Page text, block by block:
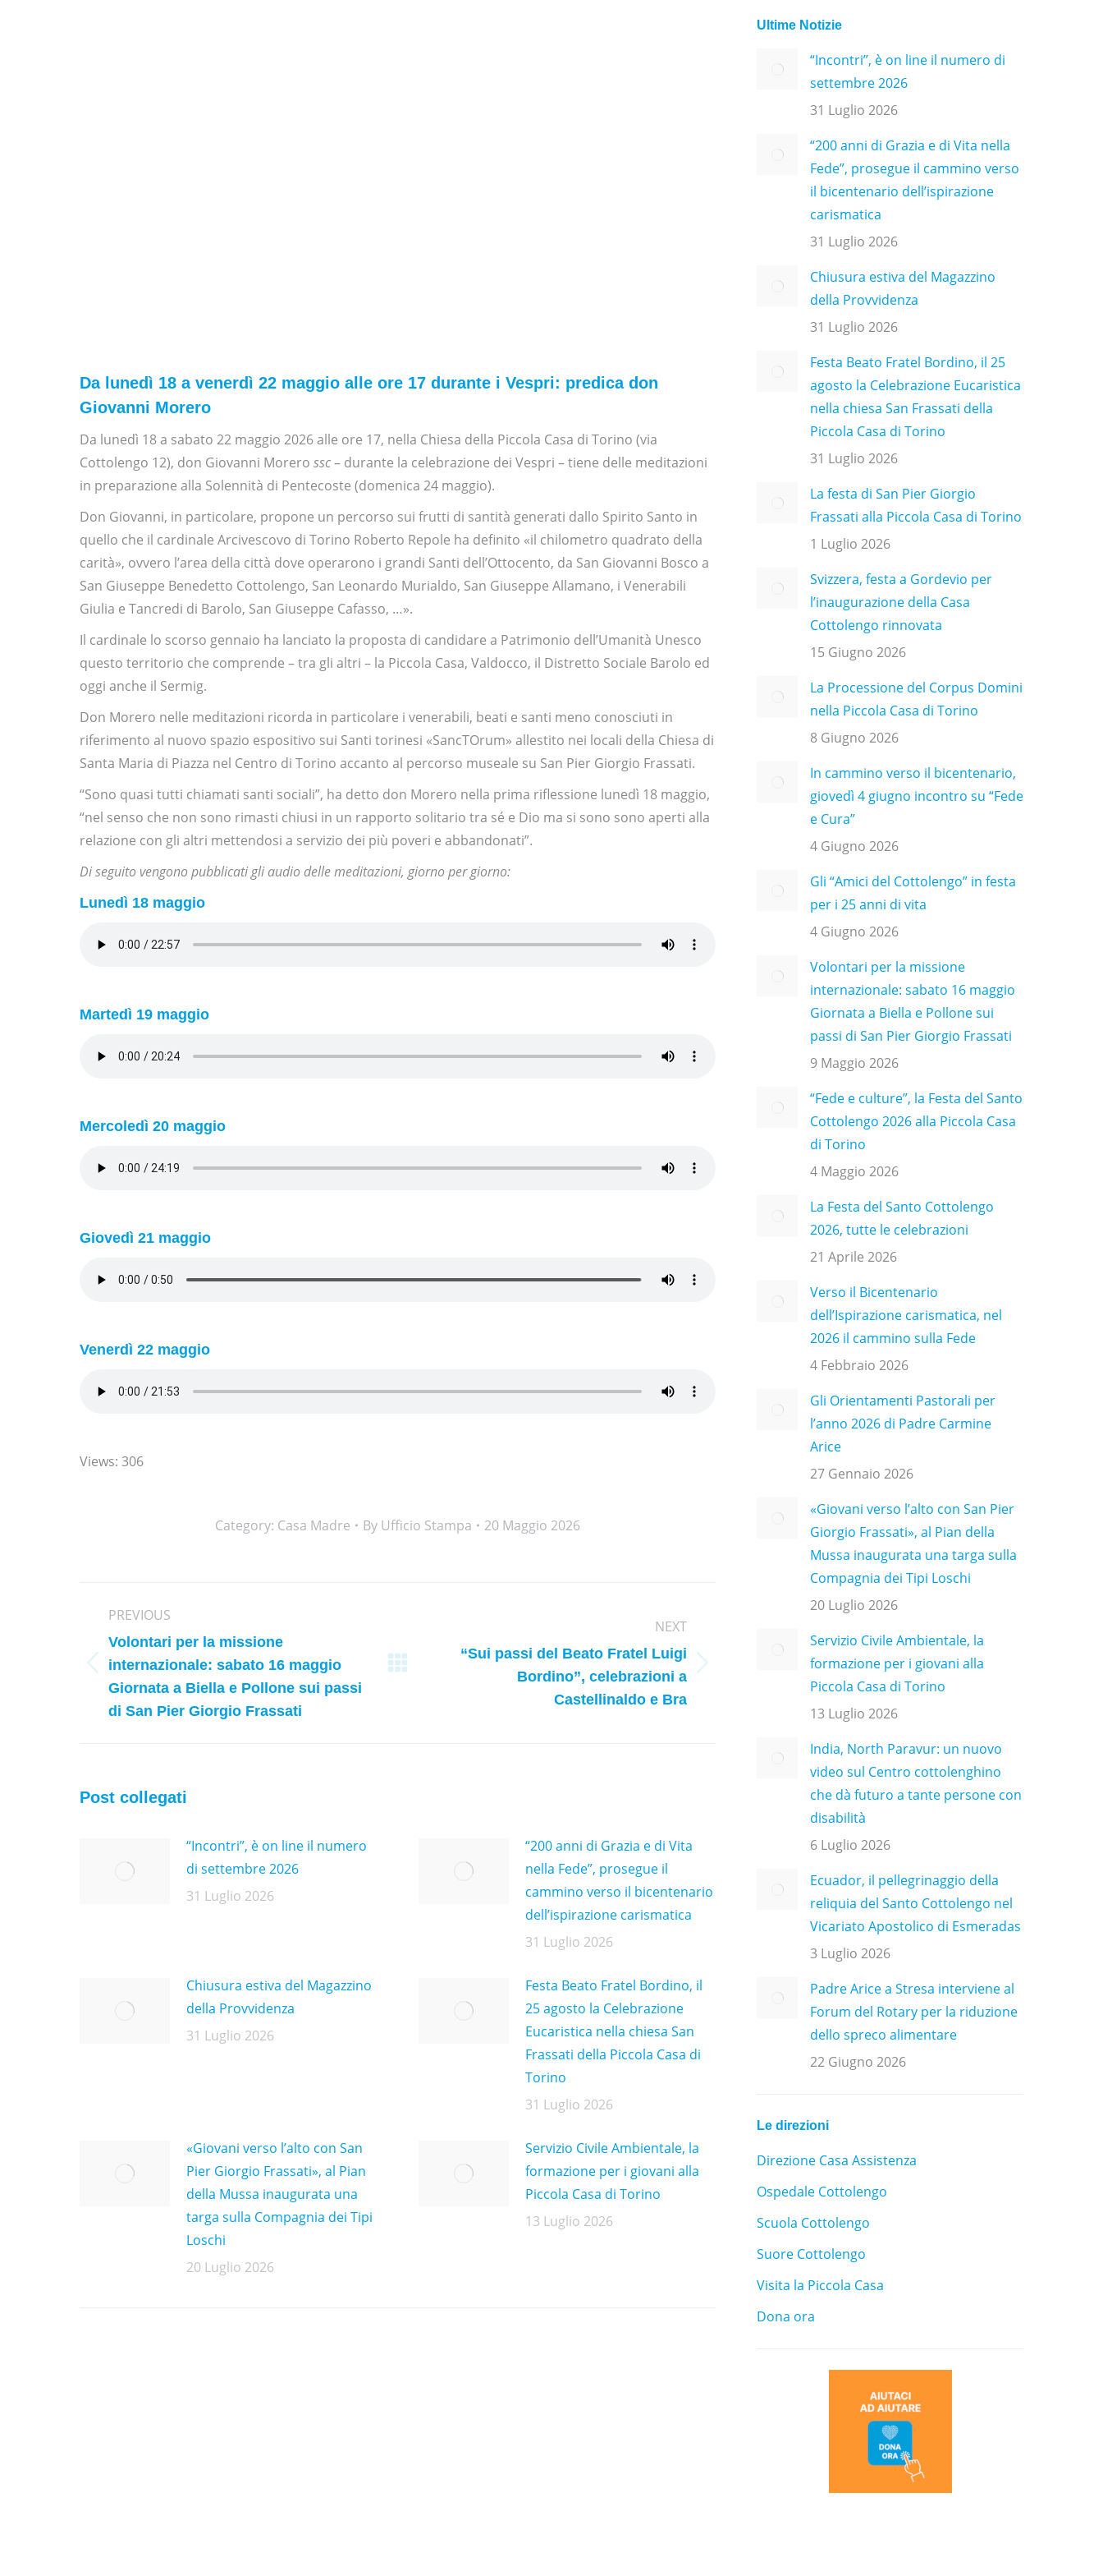
Da lunedì 18 a venerdì 22 maggio alle ore 17 durante i Vespri: predica don
Giovanni Morero
Da lunedì 18 a sabato 22 maggio 2026 alle ore 17, nella Chiesa della Piccola Casa di Torino (via
Cottolengo 12), don Giovanni Morero ssc– durante la celebrazione dei Vespri – tiene delle meditazioni
in preparazione alla Solennità di Pentecoste (domenica 24 maggio).
Don Giovanni, in particolare, propone un percorso sui frutti di santità generati dallo Spirito Santo in
quello che il cardinale Arcivescovo di Torino Roberto Repole ha definito «il chilometro quadrato della
carità», ovvero l’area della città dove operarono i grandi Santi dell’Ottocento, da San Giovanni Bosco a
San Giuseppe Benedetto Cottolengo, San Leonardo Murialdo, San Giuseppe Allamano, i Venerabili
Giulia e Tancredi di Barolo, San Giuseppe Cafasso, …».
Il cardinale lo scorso gennaio ha lanciato la proposta di candidare a Patrimonio dell’Umanità Unesco
questo territorio che comprende – tra gli altri – la Piccola Casa, Valdocco, il Distretto Sociale Barolo ed
oggi anche il Sermig.
Don Morero nelle meditazioni ricorda in particolare i venerabili, beati e santi meno conosciuti in
riferimento al nuovo spazio espositivo sui Santi torinesi «SancTOrum» allestito nei locali della Chiesa di
Santa Maria di Piazza nel Centro di Torino accanto al percorso museale su San Pier Giorgio Frassati.
“Sono quasi tutti chiamati santi sociali”, ha detto don Morero nella prima riflessione lunedì 18 maggio,
“nel senso che non sono rimasti chiusi in un rapporto solitario tra sé e Dio ma si sono sono aperti alla
relazione con gli altri mettendosi a servizio dei più poveri e abbandonati”.
Di seguito vengono pubblicati gli audio delle meditazioni, giorno per giorno:
Lunedì 18 maggio
Martedì 19 maggio
Mercoledì 20 maggio
Giovedì 21 maggio
Venerdì 22 maggio
Views: 306
Category: Casa Madre By Ufficio Stampa 20 Maggio 2026
navigation
PREVIOUS
Previous
post:
Volontari per la missione
internazionale: sabato 16 maggio
Giornata a Biella e Pollone sui passi
di San Pier Giorgio Frassati
NEXT
“Sui passi del Beato Fratel Luigi
Bordino”, celebrazioni a
Castellinaldo e Bra
Post collegati
“Incontri”, è on line il numero
di settembre 2026
31 Luglio 2026
“200 anni di Grazia e di Vita
nella Fede”, prosegue il
cammino verso il bicentenario
dell’ispirazione carismatica
31 Luglio 2026
Chiusura estiva del Magazzino
della Provvidenza
31 Luglio 2026
Festa Beato Fratel Bordino, il
25 agosto la Celebrazione
Eucaristica nella chiesa San
Frassati della Piccola Casa di
Torino
31 Luglio 2026
«Giovani verso l’alto con San
Pier Giorgio Frassati», al Pian
della Mussa inaugurata una
targa sulla Compagnia dei Tipi
Loschi
20 Luglio 2026
Servizio Civile Ambientale, la
formazione per i giovani alla
Piccola Casa di Torino
13 Luglio 2026
Ultime Notizie
“Incontri”, è on line il numero di
settembre 2026
31 Luglio 2026
“200 anni di Grazia e di Vita nella
Fede”, prosegue il cammino verso
il bicentenario dell’ispirazione
carismatica
31 Luglio 2026
Chiusura estiva del Magazzino
della Provvidenza
31 Luglio 2026
Festa Beato Fratel Bordino, il 25
agosto la Celebrazione Eucaristica
nella chiesa San Frassati della
Piccola Casa di Torino
31 Luglio 2026
La festa di San Pier Giorgio
Frassati alla Piccola Casa di Torino
1 Luglio 2026
Svizzera, festa a Gordevio per
l’inaugurazione della Casa
Cottolengo rinnovata
15 Giugno 2026
La Processione del Corpus Domini
nella Piccola Casa di Torino
8 Giugno 2026
In cammino verso il bicentenario,
giovedì 4 giugno incontro su “Fede
e Cura”
4 Giugno 2026
Gli “Amici del Cottolengo” in festa
per i 25 anni di vita
4 Giugno 2026
Volontari per la missione
internazionale: sabato 16 maggio
Giornata a Biella e Pollone sui
passi di San Pier Giorgio Frassati
9 Maggio 2026
“Fede e culture”, la Festa del Santo
Cottolengo 2026 alla Piccola Casa
di Torino
4 Maggio 2026
La Festa del Santo Cottolengo
2026, tutte le celebrazioni
21 Aprile 2026
Verso il Bicentenario
dell’Ispirazione carismatica, nel
2026 il cammino sulla Fede
4 Febbraio 2026
Gli Orientamenti Pastorali per
l’anno 2026 di Padre Carmine
Arice
27 Gennaio 2026
«Giovani verso l’alto con San Pier
Giorgio Frassati», al Pian della
Mussa inaugurata una targa sulla
Compagnia dei Tipi Loschi
20 Luglio 2026
Servizio Civile Ambientale, la
formazione per i giovani alla
Piccola Casa di Torino
13 Luglio 2026
India, North Paravur: un nuovo
video sul Centro cottolenghino
che dà futuro a tante persone con
disabilità
6 Luglio 2026
Ecuador, il pellegrinaggio della
reliquia del Santo Cottolengo nel
Vicariato Apostolico di Esmeradas
3 Luglio 2026
Padre Arice a Stresa interviene al
Forum del Rotary per la riduzione
dello spreco alimentare
22 Giugno 2026
Le direzioni
Direzione Casa Assistenza
Ospedale Cottolengo
Scuola Cottolengo
Suore Cottolengo
Visita la Piccola Casa
Dona ora